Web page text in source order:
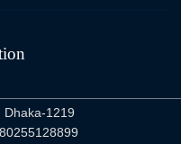
Dhaka-1219